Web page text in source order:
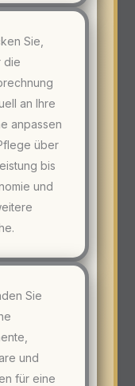
Sie,
die
an Ihre
anpassen
über
bis
und
Sie
und
für eine